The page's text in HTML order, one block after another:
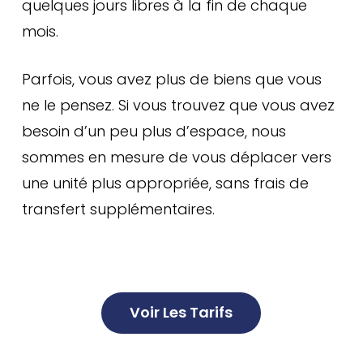
quelques jours libres à la fin de chaque
mois.
Parfois, vous avez plus de biens que vous
ne le pensez. Si vous trouvez que vous avez
besoin d’un peu plus d’espace, nous
sommes en mesure de vous déplacer vers
une unité plus appropriée, sans frais de
transfert supplémentaires.
Voir Les Tarifs